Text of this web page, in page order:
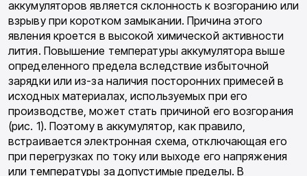
аккумуляторов является склон­ность к возгоранию или
взрыву при коротком замыкании. Причина этого
явления кроется в высокой химической активности
лития. По­вышение температуры аккумулятора выше
определенного предела вследствие избыточной
зарядки или из-за наличия посторонних при­месей в
исходных материалах, используемых при его
производстве, может стать причиной его возгорания
(рис. 1). Поэтому в аккумуля­тор, как правило,
встраивается электронная схема, отключающая его
при перегрузках по току или выходе его напряжения
или темпера­туры за допустимые пределы. В